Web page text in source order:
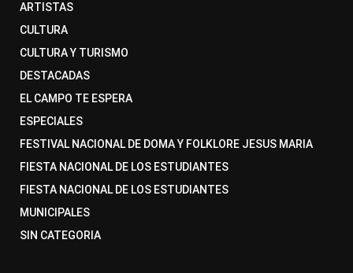
ARTISTAS
CULTURA
CULTURA Y TURISMO
DESTACADAS
EL CAMPO TE ESPERA
ESPECIALES
FESTIVAL NACIONAL DE DOMA Y FOLKLORE JESUS MARIA
FIESTA NACIONAL DE LOS ESTUDIANTES
FIESTA NACIONAL DE LOS ESTUDIANTES
MUNICIPALES
SIN CATEGORIA